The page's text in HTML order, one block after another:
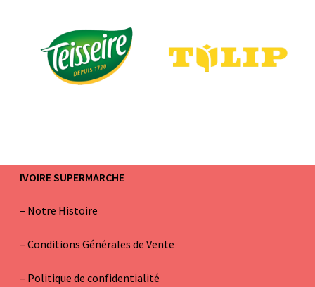
IVOIRE SUPERMARCHE
– Notre Histoire
– Conditions Générales de Vente
– Politique de confidentialité